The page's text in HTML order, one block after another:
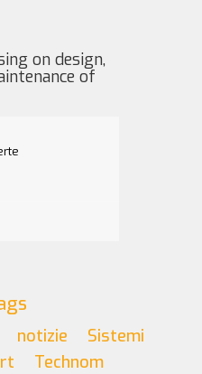
on design,
of
notizie
Sistemi
Technom